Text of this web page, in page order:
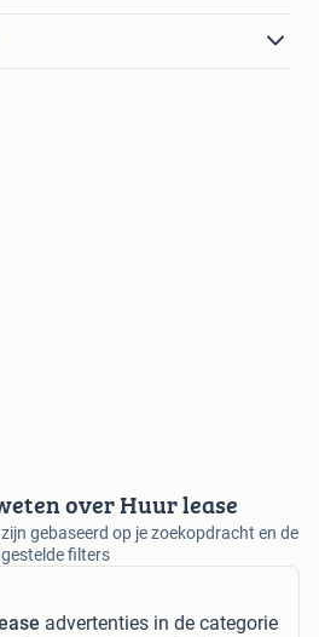
over Huur lease
gebaseerd op je zoekopdracht en de
filters
advertenties in de categorie